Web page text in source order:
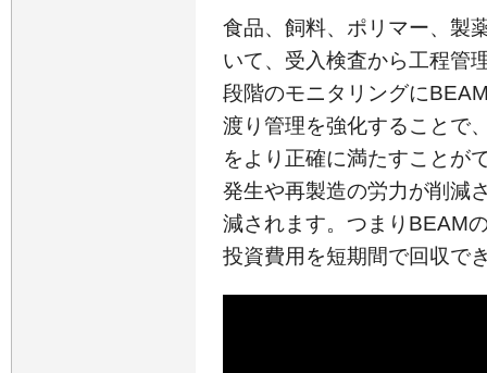
食品、飼料、ポリマー、製
いて、受入検査から工程管
段階のモニタリングに
渡り管理を強化することで
をより正確に満たすことが
発生や再製造の労力が削減
減されます。つまりBEAM
投資費用を短期間で回収で